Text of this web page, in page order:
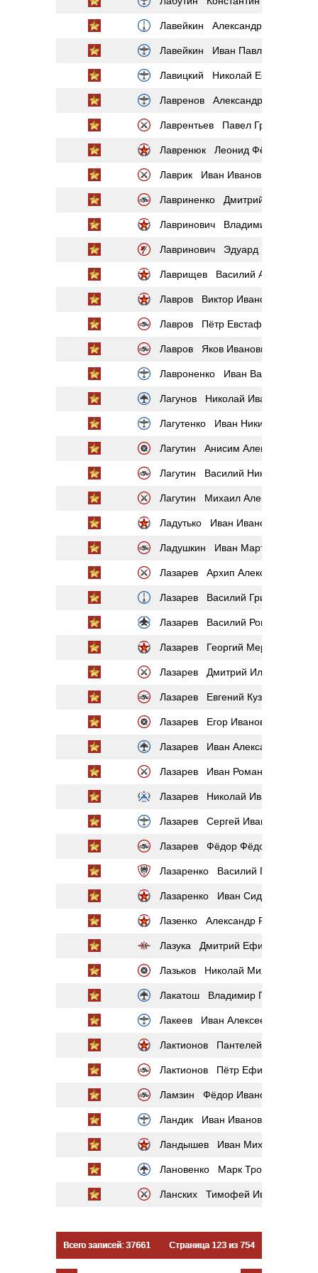
Лавейкин Александр Иванович
Лавейкин Иван Павлович
Лавицкий Николай Ефимович
Лавренов Александр
Лаврентьев Павел Григорьевич
Лавренюк Леонид Фёдорович
Лаврик Иван Иванович
Лавриненко Дмитрий Фёдорович
Лавринович Владимир
Лавринович Эдуард Викторович
Лаврищев Василий Алексеевич
Лавров Виктор Иванович
Лавров Пётр Евстафьевич
Лавров Яков Иванович
Лавроненко Иван Васильевич
Лагунов Николай Иванович
Лагутенко Иван Никитович
Лагутин Анисим Алексеевич
Лагутин Василий Николаевич
Лагутин Михаил Александрович
Ладутько Иван Иванович
Ладушкин Иван Мартынович
Лазарев Архип Алексеевич
Лазарев Василий Григорьевич
Лазарев Василий Романович
Лазарев Георгий Меркурьевич
Лазарев Дмитрий Ильич
Лазарев Евгений Кузьмич
Лазарев Егор Иванович
Лазарев Иван Александрович
Лазарев Иван Романович
Лазарев Николай Иванович
Лазарев Сергей Иванович
Лазарев Фёдор Фёдорович
Лазаренко Василий Григорьевич
Лазаренко Иван Сидорович
Лазенко Александр Романович
Лазука Дмитрий Ефимович
Лазьков Николай Михайлович
Лакатош Владимир Павлович
Лакеев Иван Алексеевич
Лактионов Пантелей Борисович
Лактионов Пётр Ефимович
Ламзин Фёдор Иванович
Ландик Иван Иванович
Ландышев Иван Михайлович
Лановенко Марк Трофимович
Ланских Тимофей Иванович
Всего записей: 37661 Страница 123 из 754